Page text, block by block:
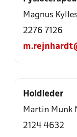
Magnus
2276 7126
Holdleder
Martin Munk
2124 4632